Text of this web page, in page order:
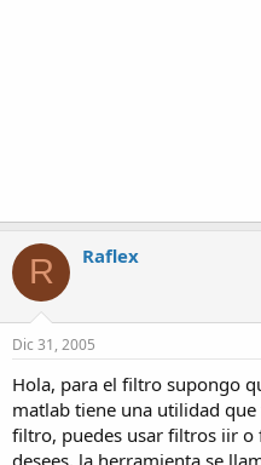
R Raflex
Dic 31, 2005
Hola, para el filtro supongo
matlab tiene una utilidad
filtro, puedes usar filtros iir o
desees, la herramienta se